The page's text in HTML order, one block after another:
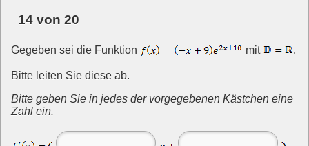
14 von 20
Gegeben sei die Funktion mit .
Bitte leiten Sie diese ab.
Bitte geben Sie in jedes der vorgegebenen Kästchen eine
Zahl ein.